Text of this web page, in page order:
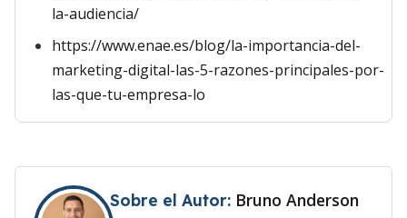
la-audiencia/
https://www.enae.es/blog/la-importancia-del-
marketing-digital-las-5-razones-principales-por-
las-que-tu-empresa-lo
Sobre el Autor: Bruno Anderson